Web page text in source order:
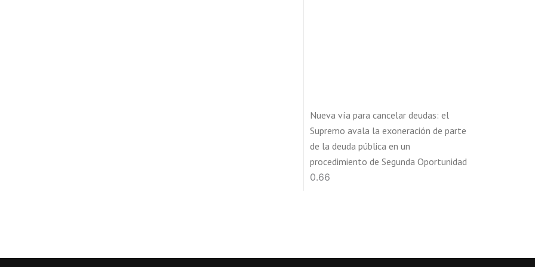
Nueva vía para cancelar deudas: el
Supremo avala la exoneración de parte
de la deuda pública en un
procedimiento de Segunda Oportunidad